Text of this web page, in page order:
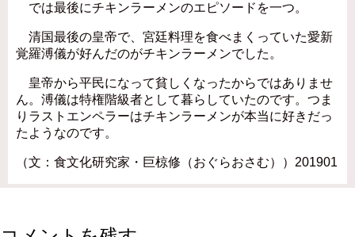
では最後にチキンラーメンのエピソードを一つ。
清国最後の皇帝で、宮廷料理を食べまくっていた愛新
覚羅溥儀が好んだのがチキンラーメンでした。
皇帝から平民になって貧しくなったからではありませ
ん。溥儀は特権階級者として暮らしていたのです。つま
りラストエンペラーはチキンラーメンが本当に好きだっ
たようなのです。
（文：食文化研究家・巨椋修（おぐらおさむ））201901